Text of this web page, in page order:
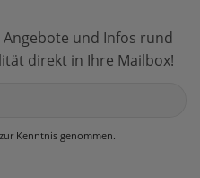
und Infos rund
direkt in Ihre Mailbox!
Kenntnis genommen.